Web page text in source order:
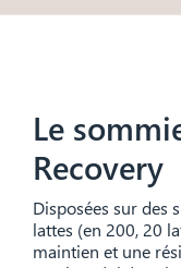
Le
Recovery
Disposées sur des
lattes (en 200, 20
maintien et une